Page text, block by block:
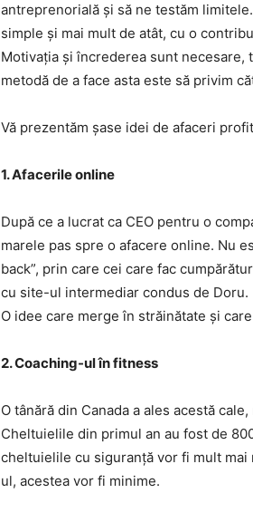
antreprenorială și să ne testăm
simple și mai mult de atât, cu o
Motivația și încrederea sunt necesare,
metodă de a face asta este să privim
Vă prezentăm șase idei de afaceri
1. Afacerile online
După ce a lucrat ca CEO pentru o
marele pas spre o afacere online. Nu
back”, prin care cei care fac
cu site-ul intermediar condus de Doru.
O idee care merge în străinătate și
2. Coaching-ul în fitness
O tânără din Canada a ales acestă
Cheltuielile din primul an au fost de
cheltuielile cu siguranță vor fi mult
ul, acestea vor fi minime.